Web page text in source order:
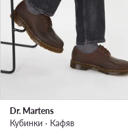
Dr. Martens
Кубинки · Кафяв